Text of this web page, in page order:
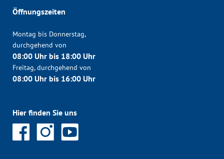
Öffnungszeiten
Montag bis Donnerstag,
durchgehend von
08:00 Uhr bis 18:00 Uhr
Freitag, durchgehend von
08:00 Uhr bis 16:00 Uhr
Hier finden Sie uns